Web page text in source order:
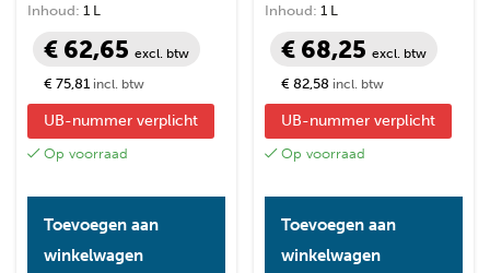
Inhoud: 1 L
€ 62,65 excl. btw
€ 75,81 incl. btw
UB-nummer verplicht
Op voorraad
Toevoegen aan
winkelwagen
Inhoud: 1 L
€ 68,25excl. btw
€ 82,58 incl. btw
UB-nummer verplicht
Op voorraad
Toevoegen aan
winkelwagen